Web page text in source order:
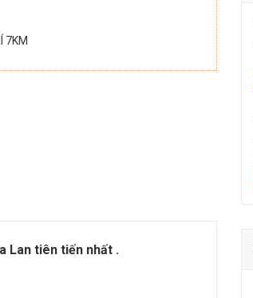
7KM
Lan tiên tiến nhất .